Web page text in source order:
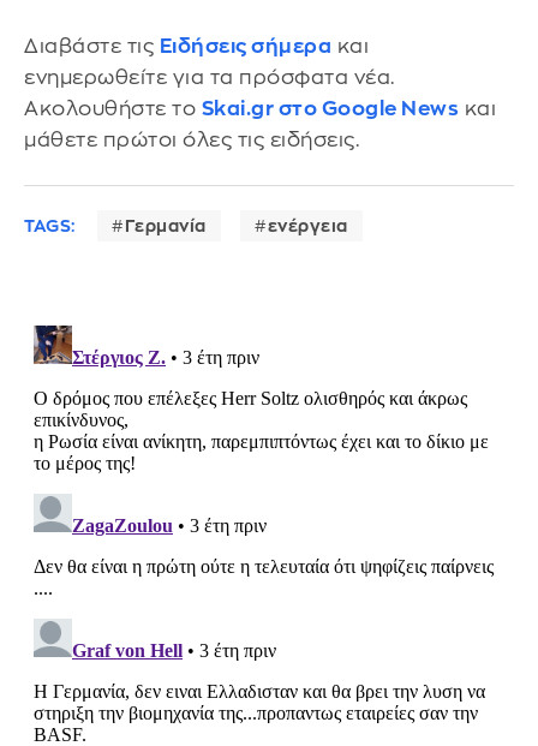
Διαβάστε τις Ειδήσεις σήμερα και
ενημερωθείτε για τα πρόσφατα νέα.
Ακολουθήστε το Skai.gr στο Google News και
μάθετε πρώτοι όλες τις ειδήσεις.
TAGS: Γερμανία ενέργεια